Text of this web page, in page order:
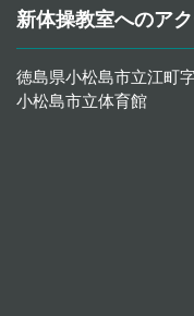
ー
ヤ
ー
新体操教室へのア
徳島県小松島市立江町
小松島市立体育館